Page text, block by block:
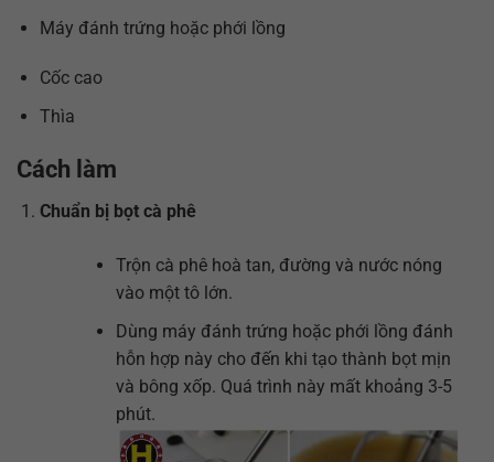
Máy đánh trứng hoặc phới lồng
Cốc cao
Thìa
Cách làm
Chuẩn bị bọt cà phê
Trộn cà phê hoà tan, đường và nước nóng
vào một tô lớn.
Dùng máy đánh trứng hoặc phới lồng đánh
hỗn hợp này cho đến khi tạo thành bọt mịn
và bông xốp. Quá trình này mất khoảng 3-5
phút.